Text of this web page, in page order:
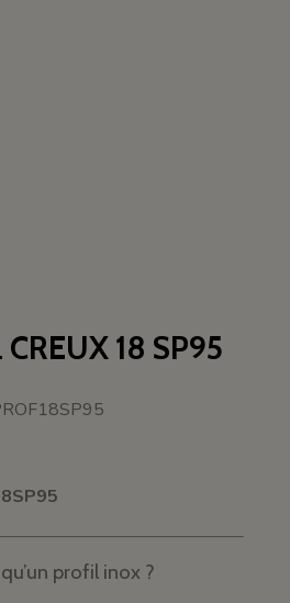
CREUX 18 SP95
qu’un profil inox ?